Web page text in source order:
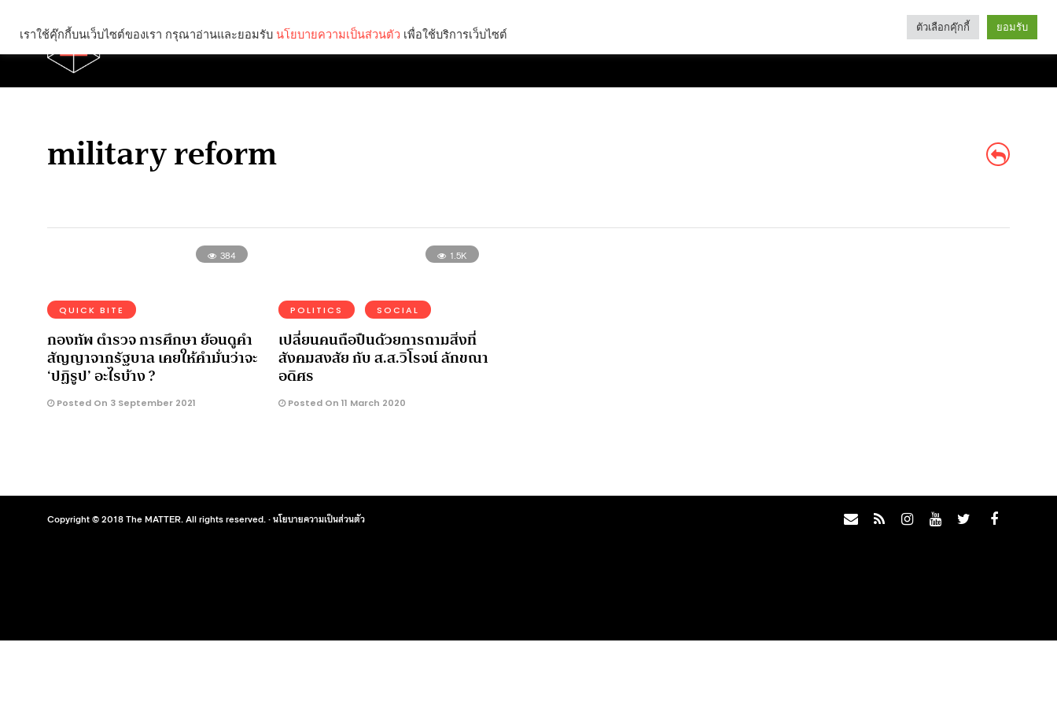
Categories
military reform
384
QUICK BITE
กองทัพ ตำรวจ การศึกษา ย้อนดูคำ
สัญญาจากรัฐบาล เคยให้คำมั่นว่าจะ
‘ปฏิรูป’ อะไรบ้าง ?
Posted On 3 September 2021
1.5K
POLITICS SOCIAL
เปลี่ยนคนถือปืนด้วยการถามสิ่งที่
สังคมสงสัย กับ ส.ส.วิโรจน์ ลักขณา
อดิศร
Posted On 11 March 2020
Copyright © 2018 The MATTER. All rights reserved. ·นโยบายความเป็นส่วนตัว
เราใช้คุ๊กกี้บนเว็บไซต์ของเรา กรุณาอ่านและยอมรับ นโยบายความเป็นส่วนตัว เพื่อใช้บริการเว็บไซต์ ตัวเลือกคุ๊กกี้ ยอมรับ